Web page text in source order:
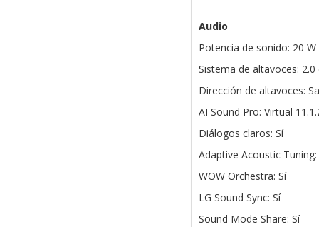
Audio
Potencia de sonido: 20 W
Sistema de altavoces: 2.0
Dirección de altavoces:
AI Sound Pro: Virtual
Diálogos claros: Sí
Adaptive Acoustic Tuning:
WOW Orchestra: Sí
LG Sound Sync: Sí
Sound Mode Share: Sí